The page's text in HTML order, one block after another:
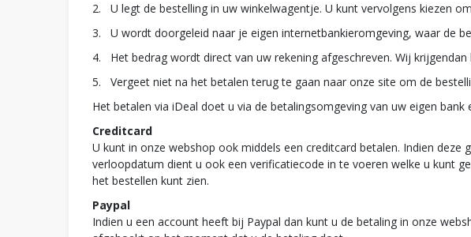
2. U legt de bestelling in uw winkelwagentje. U kunt vervolgens kiezen
3. U wordt doorgeleid naar je eigen internetbankieromgeving, waar de
4. Het bedrag wordt direct van uw rekening afgeschreven. Wij
5. Vergeet niet na het betalen terug te gaan naar onze site om de
Het betalen via iDeal doet u via de betalingsomgeving van uw eigen bank
Creditcard
U kunt in onze webshop ook middels een creditcard betalen. Indien
verloopdatum dient u ook een verificatiecode in te voeren welke u kunt
het bestellen kunt zien.
Paypal
Indien u een account heeft bij Paypal dan kunt u de betaling in onze